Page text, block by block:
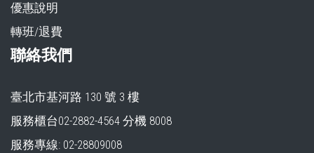
優惠說明
轉班/退費
聯絡我們
臺北市基河路 130 號 3 樓
服務櫃台02-2882-4564 分機 8008
服務專線: 02-28809008